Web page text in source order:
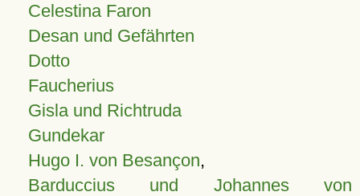
Celestina Faron
Desan und Gefährten
Dotto
Faucherius
Gisla und Richtruda
Gundekar
Hugo I. von Besançon,
Barduccius und Johannes von